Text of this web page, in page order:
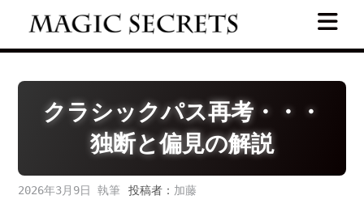
クラシックパス再考・・・
独断と偏見の解説
2026年3月9日 投稿者： 加藤